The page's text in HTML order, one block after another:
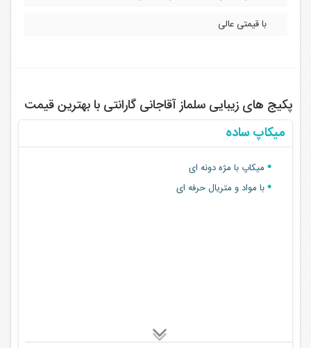
با قیمتی عالی
پکیج های زیبایی سلماز آقاجانی گارانتی با بهترین قیمت
میکاپ ساده
میکاپ با مژه دونه ای
با مواد و متریال حرفه ای